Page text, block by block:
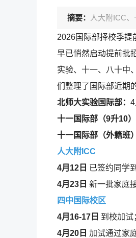
摘要： 人大附ICC
2026国际部择校季提
早已悄然启动提前批
实验、十一、八十中
们整理了国际部近期
北师大实验国际部：
十一国际部（9升10）
十一国际部（外籍班
人大附ICC
4月12日 已签约同学
4月23日 新一批家庭
四中国际校区
4月16-17日 到校加试
4月20日 加试通过家